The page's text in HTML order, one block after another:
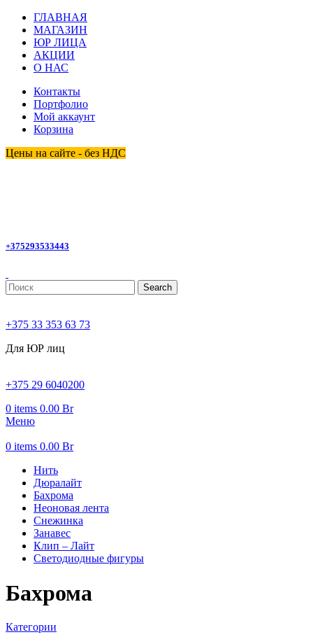
ГЛАВНАЯ
МАГАЗИН
ЮР ЛИЦА
АКЦИИ
О НАС
Контакты
Портфолио
Мой аккаунт
Корзина
Цены на сайте - без НДС
+375293533443
Search
+375 33 353 63 73
Для ЮР лиц
+375 29 6040200
0 items 0.00 Br
Меню
0 items 0.00 Br
Нить
Дюралайт
Бахрома
Неоновая лента
Снежинка
Занавес
Клип – Лайт
Светодиодные фигуры
Бахрома
Категории